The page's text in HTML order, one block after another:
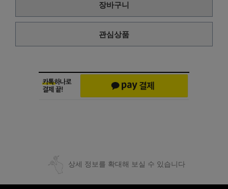
장바구니
관심상품
상세 정보를 확대해 보실 수 있습니다